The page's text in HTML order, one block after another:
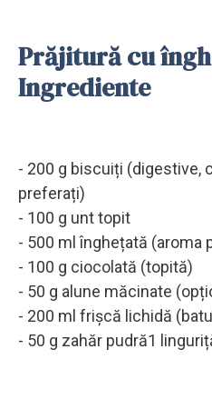
Prăjitură cu
Ingrediente
- 200 g biscuiți (digestive,
preferați)
- 100 g unt topit
- 500 ml înghețată (aroma
- 100 g ciocolată (topită)
- 50 g alune măcinate
- 200 ml frișcă lichidă
- 50 g zahăr pudră1